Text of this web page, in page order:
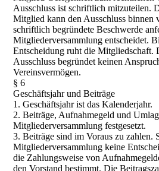
Ausschluss ist schriftlich mitzuteilen.
Mitglied kann den Ausschluss binnen
schriftlich begründete Beschwerde
Mitgliederversammlung entscheidet.
Entscheidung ruht die Mitgliedschaft.
Ausschluss begründet keinen
Vereinsvermögen.
§ 6
Geschäftsjahr und Beiträge
1. Geschäftsjahr ist das Kalenderjahr.
2. Beiträge, Aufnahmegeld und
Mitgliederversammlung festgesetzt.
3. Beiträge sind im Voraus zu zahlen.
Mitgliederversammlung keine
die Zahlungsweise von
den Vorstand bestimmt. Die